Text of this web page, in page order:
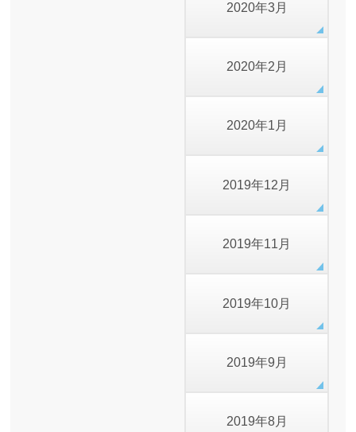
2020年3月
2020年2月
2020年1月
2019年12月
2019年11月
2019年10月
2019年9月
2019年8月